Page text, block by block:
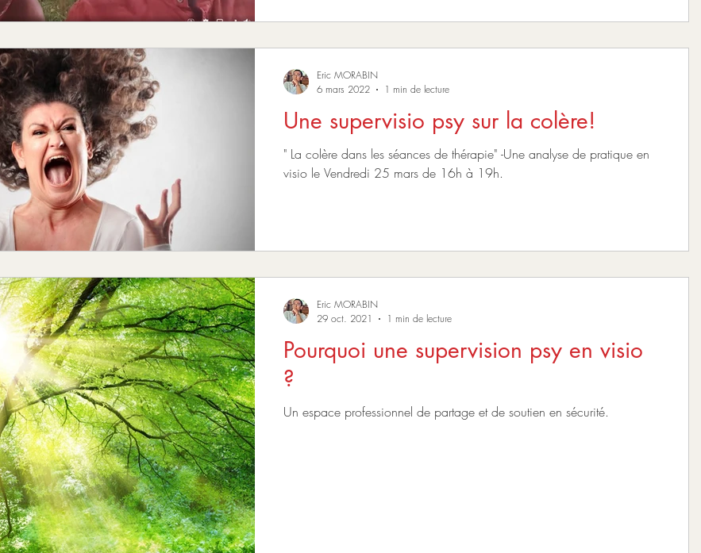
Une supervisio psy sur la colère!
" La colère dans les séances de thérapie" -Une analyse de pratique en
visio le Vendredi 25 mars de 16h à 19h.
Eric MORABIN
6 mars 2022
1 min de lecture
Pourquoi une supervision psy en visio
?
Un espace professionnel de partage et de soutien en sécurité.
Eric MORABIN
29 oct. 2021
1 min de lecture